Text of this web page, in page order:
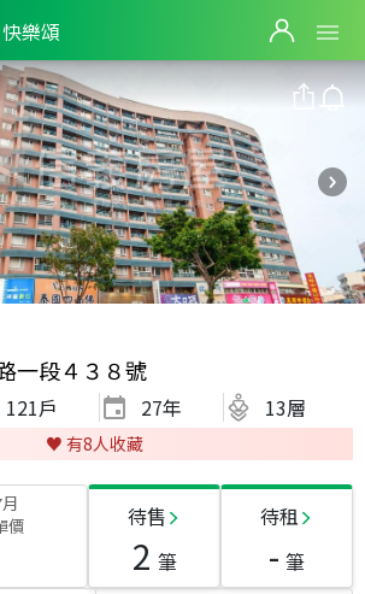
快樂頌
一段４３８號
121戶 27年 13層
♥️ 有8人收藏
價
待售
2 筆
待租
- 筆